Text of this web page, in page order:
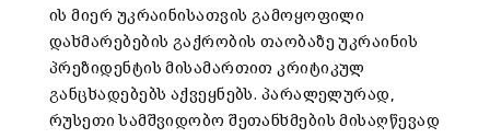
ის მიერ უკრაინისათვის გამოყოფილი
დახმარებების გაქრობის თაობაზე უკრაინის
პრეზიდენტის მისამართით კრიტიკულ
განცხადებებს აქვეყნებს. პარალელურად,
რუსეთი სამშვიდობო შეთანხმების მისაღწევად